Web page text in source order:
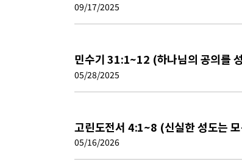
09/17/2025
민수기 31:1~12 (하나님의 공의를
05/28/2025
고린도전서 4:1~8 (신실한 성도는
05/16/2026